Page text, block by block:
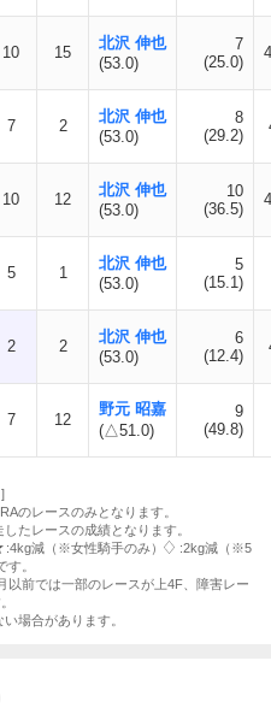
10 15
北沢 伸也
(53.0)
7
(25.0)
7 2
北沢 伸也
(53.0)
8
(29.2)
10 12
北沢 伸也
(53.0)
10
(36.5)
5 1
北沢 伸也
(53.0)
5
(15.1)
2 2
北沢 伸也
(53.0)
6
(12.4)
7 12
野元 昭嘉
(△51.0)
9
(49.8)
のレースのみとなります。
たレースの成績となります。
:4kg減（※女性騎手のみ）
:2kg減（※5
。
前では一部のレースが上4F、障害レー
場合があります。